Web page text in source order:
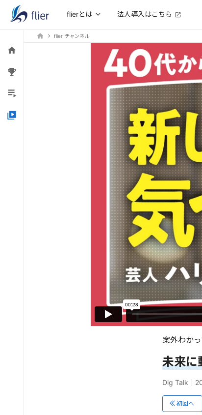
flierとは 法人導入はこちら
flier チャンネル
案外わか
未来に
Dig Talk
初回へ